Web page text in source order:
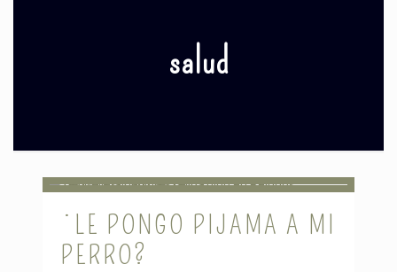
salud
¿LE PONGO PIJAMA A MI
PERRO?